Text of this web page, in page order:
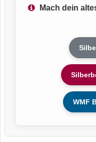
Mach dein
WMF